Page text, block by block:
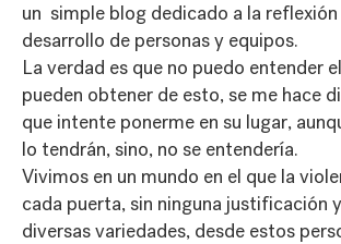
un simple blog dedicado a la reflexión
desarrollo de personas y equipos.
La verdad es que no puedo entender
pueden obtener de esto, se me hace
que intente ponerme en su lugar,
lo tendrán, sino, no se entendería.
Vivimos en un mundo en el que la
cada puerta, sin ninguna justificación
diversas variedades, desde estos